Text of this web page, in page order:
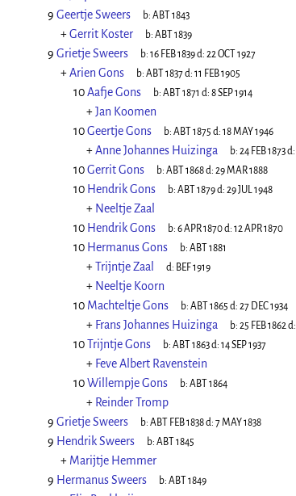
9 Geertje Sweers b: ABT 1843
+Gerrit Koster b: ABT 1839
9 Grietje Sweers b: 16 FEB 1839d: 22 OCT 1927
+Arien Gons b: ABT 1837d: 11 FEB 1905
10Aafje Gons b: ABT 1871 d: 8 SEP 1914
+Jan Koomen
10Geertje Gons b: ABT 1875 d: 18 MAY 1946
+Anne Johannes Huizinga b: 24 FEB 1873d:
10Gerrit Gons b: ABT 1868d: 29 MAR 1888
10 Hendrik Gons b: ABT 1879d: 29 JUL 1948
+ Neeltje Zaal
10 Hendrik Gons b: 6 APR 1870d: 12 APR 1870
10 Hermanus Gons b: ABT 1881
+Trijntje Zaal d: BEF 1919
+ Neeltje Koorn
10 Machteltje Gons b: ABT 1865 d: 27 DEC 1934
+ Frans Johannes Huizinga b: 25 FEB 1862d:
10Trijntje Gons b: ABT 1863d: 14 SEP 1937
+ Feve Albert Ravenstein
10Willempje Gons b: ABT 1864
+ Reinder Tromp
9 Grietje Sweers b: ABT FEB 1838d: 7 MAY 1838
9 Hendrik Sweers b: ABT 1845
+ Marijtje Hemmer
9 Hermanus Sweers b: ABT 1849